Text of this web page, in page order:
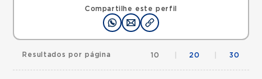
Compartilhe este perfil
Resultados por página 10 20 30